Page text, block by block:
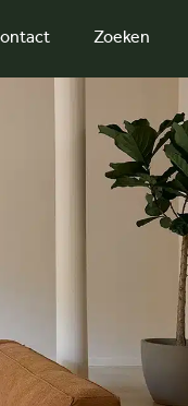
Zoeken